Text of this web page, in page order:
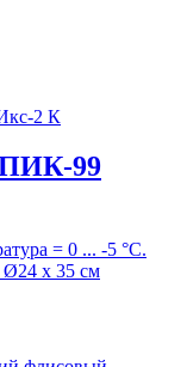
ПИК-99
= 0 ... -5 °С.
Ø24 х 35 см